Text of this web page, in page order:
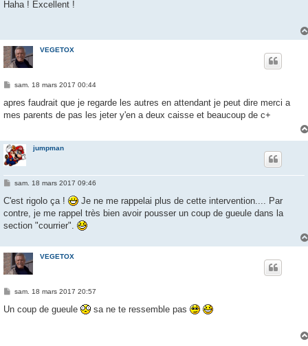
s
Haha ! Excellent !
VEGETOX
M
s
a
sam. 18 mars 2017 00:44
apres faudrait que je regarde les autres en attendant je peut dire merci a
mes parents de pas les jeter y'en a deux caisse et beaucoup de c+
jumpman
M
s
a
g
sam. 18 mars 2017 09:46
C'est rigolo ça !
Je ne me rappelai plus de cette intervention.... Par
contre, je me rappel très bien avoir pousser un coup de gueule dans la
section "courrier".
VEGETOX
M
s
sam. 18 mars 2017 20:57
Un coup de gueule sa ne te ressemble pas